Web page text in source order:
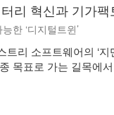
리 혁신과 기가팩
한 ‘디지털트윈’
트리 소프트웨어의 ‘
목표로 가는 길목에